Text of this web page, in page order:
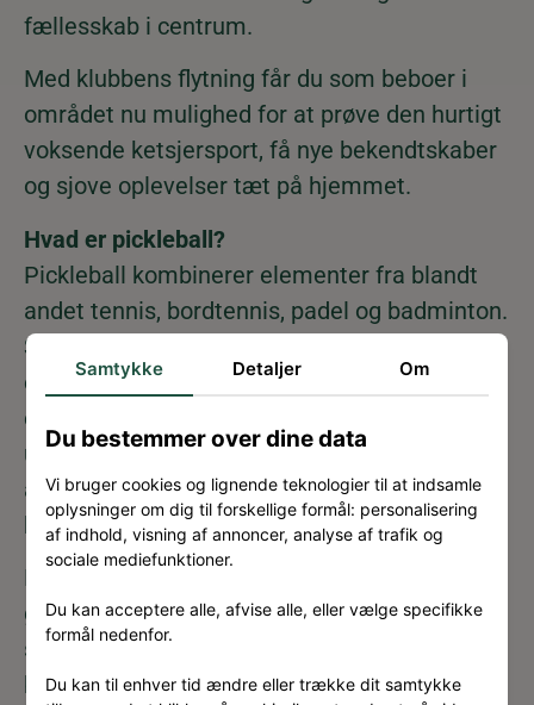
fællesskab i centrum.
Med klubbens flytning får du som beboer i
området nu mulighed for at prøve den hurtigt
voksende ketsjersport, få nye bekendtskaber
og sjove oplevelser tæt på hjemmet.
Hvad er pickleball?
Pickleball kombinerer elementer fra blandt
andet tennis, bordtennis, padel og badminton.
Spillet foregår på en bane, der er lidt mindre
end en badmintonbane, med et fladt bat og
en let, hullet bold. Det giver et hurtigt og
underholdende spil, som er nemt at gå til i
alle aldre – uanset om du er nybegynder eller
har erfaring med ketsjersport.
Det er derfor en oplagt sportsgren, hvis du
gerne vil prøve noget nyt, som både er sjovt,
socialt og giver sved på panden. Pickleball er
både for dig, der gerne vil have en intensiv
Samtykke Detaljer Om
Du bestemmer over dine data
Vi bruger cookies og lignende teknologier til at indsamle
oplysninger om dig til forskellige formål: personalisering
af indhold, visning af annoncer, analyse af trafik og
sociale mediefunktioner.
Du kan acceptere alle, afvise alle, eller vælge specifikke
formål nedenfor.
Du kan til enhver tid ændre eller trække dit samtykke